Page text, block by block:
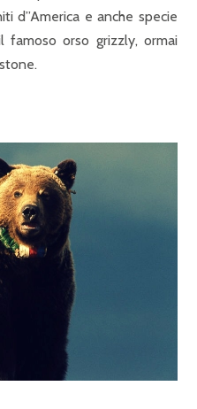
d”America e anche specie
famoso orso grizzly, ormai